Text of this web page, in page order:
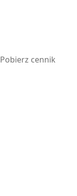
Pobierz cennik